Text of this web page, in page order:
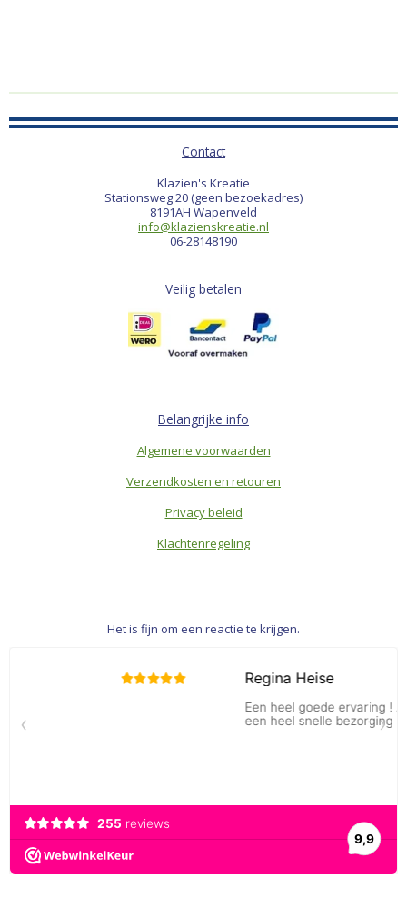
Contact
Klazien's Kreatie
Stationsweg 20 (geen bezoekadres)
8191AH Wapenveld
info@klazienskreatie.nl
06-28148190
Veilig betalen
Belangrijke info
Algemene voorwaarden
Verzendkosten en retouren
Privacy beleid
Klachtenregeling
Het is fijn om een reactie te krijgen.